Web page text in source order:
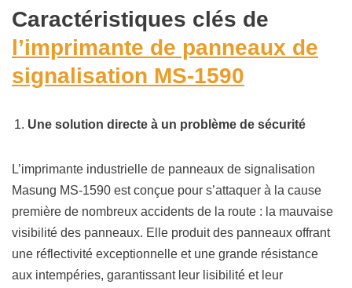
Caractéristiques clés de
l’imprimante de panneaux de
signalisation MS-1590
Une solution directe à un problème de sécurité
L’imprimante industrielle de panneaux de signalisation
Masung MS-1590 est conçue pour s’attaquer à la cause
première de nombreux accidents de la route : la mauvaise
visibilité des panneaux. Elle produit des panneaux offrant
une réflectivité exceptionnelle et une grande résistance
aux intempéries, garantissant leur lisibilité et leur